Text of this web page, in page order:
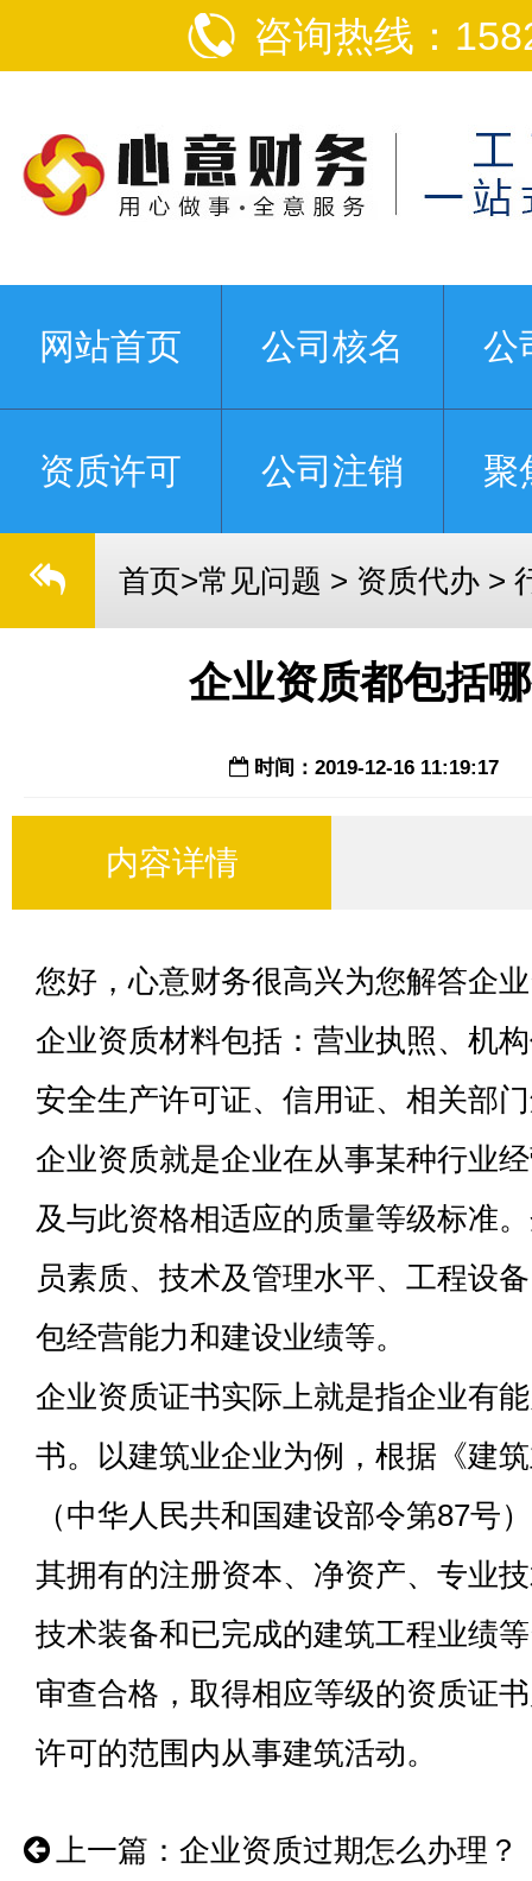
咨询热线：
网站首页 公司核名 公
资质许可 公司注销 聚
首页>常见问题 > 资质代办 >
企业资质都包括
时间：2019-12-16 11:19:17
内容详情
您好，心意财务很高兴为您解答企
企业资质材料包括： 营业执照、机
安全生产许可证、信用证、相关部
企业资质就是企业在从事某种行业
及与此资格相适应的质量等级标准。
员素质、技术及管理水平、工程设
包经营能力和建设业绩等。
企业资质证书实际上就是指企业有
书。以建筑业企业为例，根据《建
（中华人民共和国建设部令第87号
其拥有的注册资本、净资产、专业
技术装备和已完成的建筑工程业绩
审查合格，取得相应等级的资质证
许可的范围内从事建筑活动。
上一篇： 企业资质过期怎么办理？